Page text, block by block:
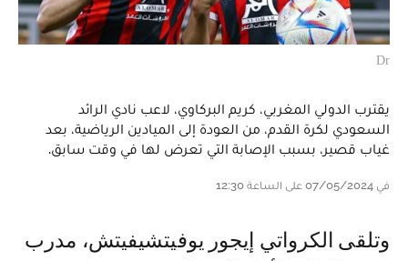
Dr
يقترب الدولي المغربي، كريم البركاوي، لاعب نادي الرائد
السعودي لكرة القدم، من العودة إلى الميادين الرياضية، بعد
غياب قصير، بسبب الإصابة التي تعرض لها في وقت سابق.
في 07/05/2024 على الساعة 12:30
وتلقى الكرواتي إيجور يوفيتشيفيتش، مدرب